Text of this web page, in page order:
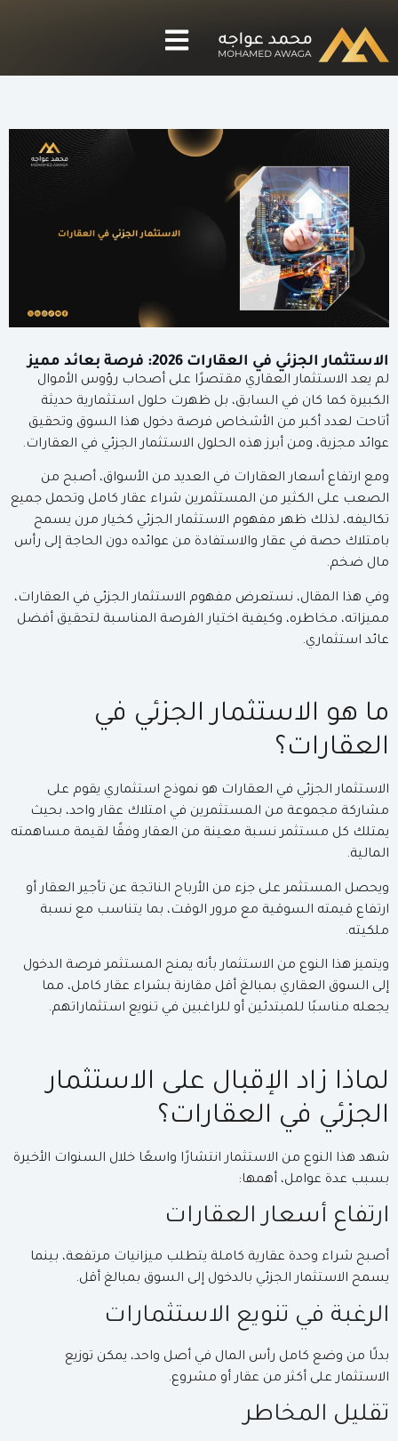
الاستثمار الجزئي في العقارات 2026: فرصة بعائد مميز
لم يعد الاستثمار العقاري مقتصرًا على أصحاب رؤوس الأموال
الكبيرة كما كان في السابق، بل ظهرت حلول استثمارية حديثة
أتاحت لعدد أكبر من الأشخاص فرصة دخول هذا السوق وتحقيق
عوائد مجزية، ومن أبرز هذه الحلول الاستثمار الجزئي في العقارات.
ومع ارتفاع أسعار العقارات في العديد من الأسواق، أصبح من
الصعب على الكثير من المستثمرين شراء عقار كامل وتحمل جميع
تكاليفه، لذلك ظهر مفهوم الاستثمار الجزئي كخيار مرن يسمح
بامتلاك حصة في عقار والاستفادة من عوائده دون الحاجة إلى رأس
مال ضخم.
وفي هذا المقال، نستعرض مفهوم الاستثمار الجزئي في العقارات،
مميزاته، مخاطره، وكيفية اختيار الفرصة المناسبة لتحقيق أفضل
عائد استثماري.
ما هو الاستثمار الجزئي في
العقارات؟
الاستثمار الجزئي في العقارات هو نموذج استثماري يقوم على
مشاركة مجموعة من المستثمرين في امتلاك عقار واحد، بحيث
يمتلك كل مستثمر نسبة معينة من العقار وفقًا لقيمة مساهمته
المالية.
ويحصل المستثمر على جزء من الأرباح الناتجة عن تأجير العقار أو
ارتفاع قيمته السوقية مع مرور الوقت، بما يتناسب مع نسبة
ملكيته.
ويتميز هذا النوع من الاستثمار بأنه يمنح المستثمر فرصة الدخول
إلى السوق العقاري بمبالغ أقل مقارنة بشراء عقار كامل، مما
يجعله مناسبًا للمبتدئين أو للراغبين في تنويع استثماراتهم.
لماذا زاد الإقبال على الاستثمار
الجزئي في العقارات؟
شهد هذا النوع من الاستثمار انتشارًا واسعًا خلال السنوات الأخيرة
بسبب عدة عوامل، أهمها:
ارتفاع أسعار العقارات
أصبح شراء وحدة عقارية كاملة يتطلب ميزانيات مرتفعة، بينما
يسمح الاستثمار الجزئي بالدخول إلى السوق بمبالغ أقل.
الرغبة في تنويع الاستثمارات
بدلًا من وضع كامل رأس المال في أصل واحد، يمكن توزيع
الاستثمار على أكثر من عقار أو مشروع.
تقليل المخاطر